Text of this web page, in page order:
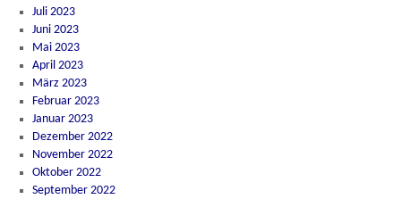
Juli 2023
Juni 2023
Mai 2023
April 2023
März 2023
Februar 2023
Januar 2023
Dezember 2022
November 2022
Oktober 2022
September 2022